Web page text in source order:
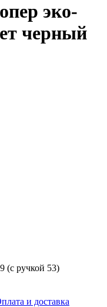
эко-
черный
(с ручкой 53)
и доставка